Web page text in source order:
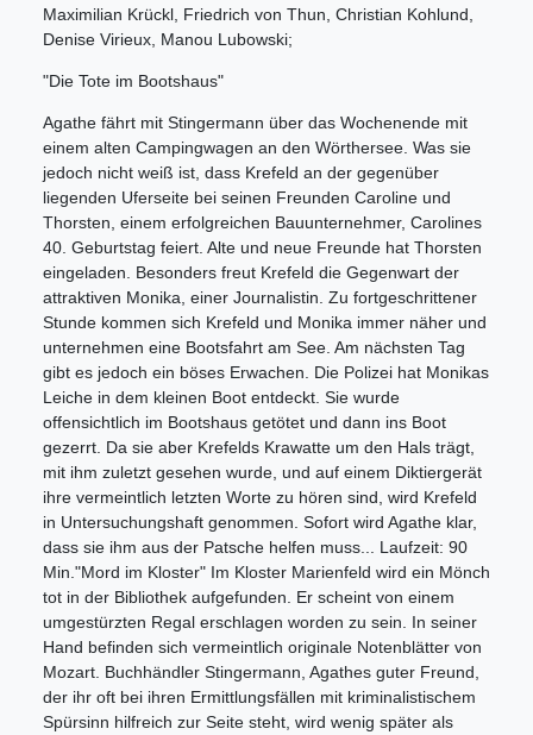
Maximilian Krückl, Friedrich von Thun, Christian Kohlund,
Denise Virieux, Manou Lubowski;
"Die Tote im Bootshaus"
Agathe fährt mit Stingermann über das Wochenende mit
einem alten Campingwagen an den Wörthersee. Was sie
jedoch nicht weiß ist, dass Krefeld an der gegenüber
liegenden Uferseite bei seinen Freunden Caroline und
Thorsten, einem erfolgreichen Bauunternehmer, Carolines
40. Geburtstag feiert. Alte und neue Freunde hat Thorsten
eingeladen. Besonders freut Krefeld die Gegenwart der
attraktiven Monika, einer Journalistin. Zu fortgeschrittener
Stunde kommen sich Krefeld und Monika immer näher und
unternehmen eine Bootsfahrt am See. Am nächsten Tag
gibt es jedoch ein böses Erwachen. Die Polizei hat Monikas
Leiche in dem kleinen Boot entdeckt. Sie wurde
offensichtlich im Bootshaus getötet und dann ins Boot
gezerrt. Da sie aber Krefelds Krawatte um den Hals trägt,
mit ihm zuletzt gesehen wurde, und auf einem Diktiergerät
ihre vermeintlich letzten Worte zu hören sind, wird Krefeld
in Untersuchungshaft genommen. Sofort wird Agathe klar,
dass sie ihm aus der Patsche helfen muss... Laufzeit: 90
Min."Mord im Kloster" Im Kloster Marienfeld wird ein Mönch
tot in der Bibliothek aufgefunden. Er scheint von einem
umgestürzten Regal erschlagen worden zu sein. In seiner
Hand befinden sich vermeintlich originale Notenblätter von
Mozart. Buchhändler Stingermann, Agathes guter Freund,
der ihr oft bei ihren Ermittlungsfällen mit kriminalistischem
Spürsinn hilfreich zur Seite steht, wird wenig später als